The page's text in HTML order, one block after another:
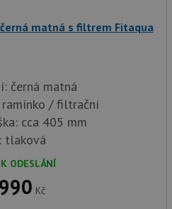
černá matná s filtrem Fitaqua
černá matná
/ filtrační
cca 405 mm
tlaková
ODESLÁNÍ
Kč